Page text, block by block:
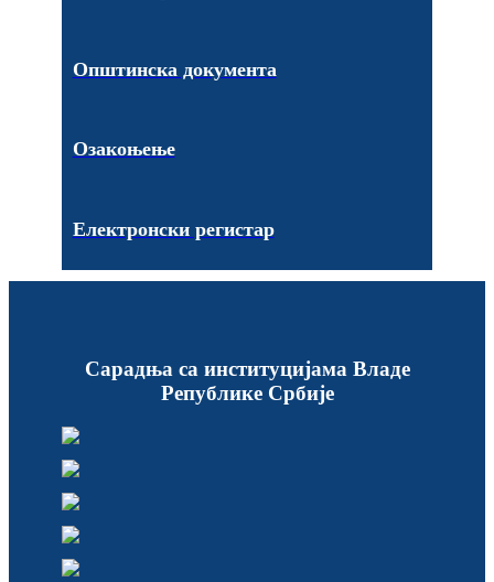
Општинска документа
Озакоњење
Електронски регистар
Сарадња са институцијама Владе
Републике Србије